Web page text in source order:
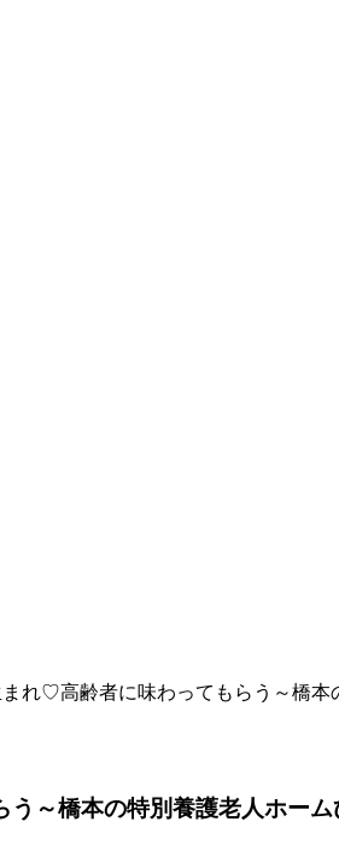
れ♡高齢者に味わってもらう～橋
～橋本の特別養護老人ホー